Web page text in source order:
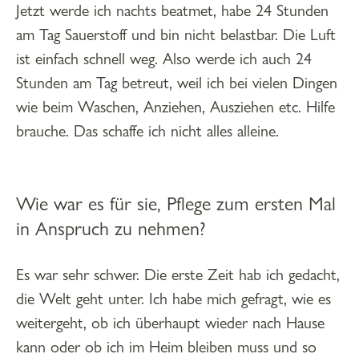
Jetzt werde ich nachts beatmet, habe 24 Stunden
am Tag Sauerstoff und bin nicht belastbar. Die Luft
ist einfach schnell weg. Also werde ich auch 24
Stunden am Tag betreut, weil ich bei vielen Dingen
wie beim Waschen, Anziehen, Ausziehen etc. Hilfe
brauche. Das schaffe ich nicht alles alleine.
Wie war es für sie, Pflege zum ersten Mal
in Anspruch zu nehmen?
Es war sehr schwer. Die erste Zeit hab ich gedacht,
die Welt geht unter. Ich habe mich gefragt, wie es
weitergeht, ob ich überhaupt wieder nach Hause
kann oder ob ich im Heim bleiben muss und so